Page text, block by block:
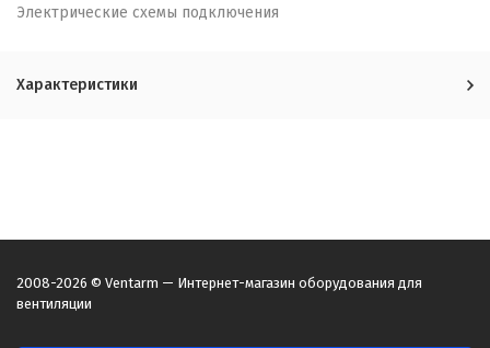
Электрические схемы подключения
Характеристики
2008-2026 © Ventarm — Интернет-магазин оборудования для
вентиляции